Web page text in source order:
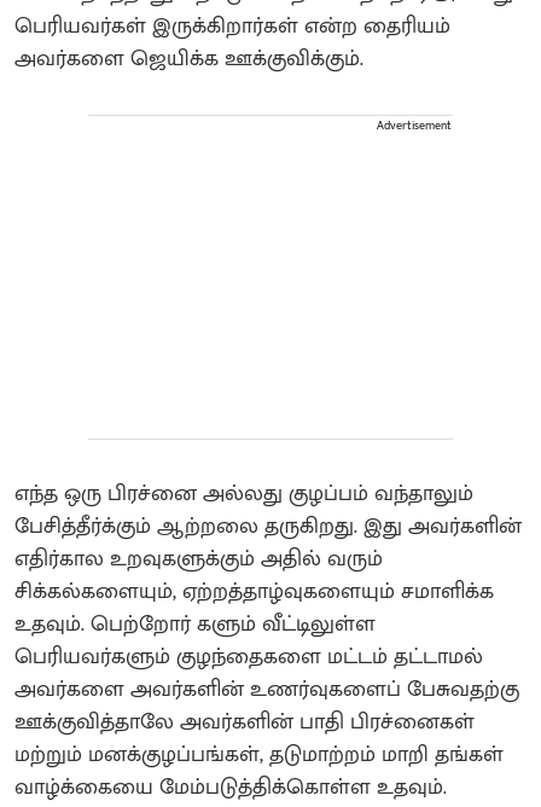
பெரியவர்கள் இருக்கிறார்கள் என்ற தைரியம்
அவர்களை ஜெயிக்க ஊக்குவிக்கும்.
Advertisement
எந்த ஒரு பிரச்னை அல்லது குழப்பம் வந்தாலும்
பேசித்தீர்க்கும் ஆற்றலை தருகிறது. இது அவர்களின்
எதிர்கால உறவுகளுக்கும் அதில் வரும்
சிக்கல்களையும், ஏற்றத்தாழ்வுகளையும் சமாளிக்க
உதவும். பெற்றோர் களும் வீட்டிலுள்ள
பெரியவர்களும் குழந்தைகளை மட்டம் தட்டாமல்
அவர்களை அவர்களின் உணர்வுகளைப் பேசுவதற்கு
ஊக்குவித்தாலே அவர்களின் பாதி பிரச்னைகள்
மற்றும் மனக்குழப்பங்கள், தடுமாற்றம் மாறி தங்கள்
வாழ்க்கையை மேம்படுத்திக்கொள்ள உதவும்.